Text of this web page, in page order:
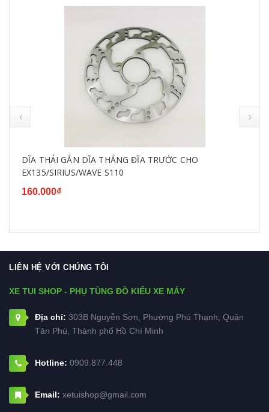
DĨA THÁI GẮN DĨA THẮNG ĐĨA TRƯỚC CHO
EX135/SIRIUS/WAVE S110
160.000₫
LIÊN HỆ VỚI CHÚNG TÔI
XE TUI SHOP - PHỤ TÙNG ĐỒ KIỂU XE MÁY
Địa chỉ: 303B Nguyễn Sơn, Phường Phú Thạnh, Quận
Tân Phú, Thành phố Hồ Chí Minh
Hotline: 0909.877.448
Email: xetuishop@gmail.com